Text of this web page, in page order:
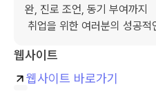
완, 진로 조언, 동기 부여까지
취업을 위한 여러분의 성공
웹사이트
웹사이트 바로가기